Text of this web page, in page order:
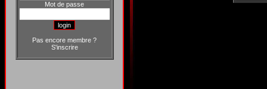
Mot de passe
Pas encore membre ?
S'inscrire